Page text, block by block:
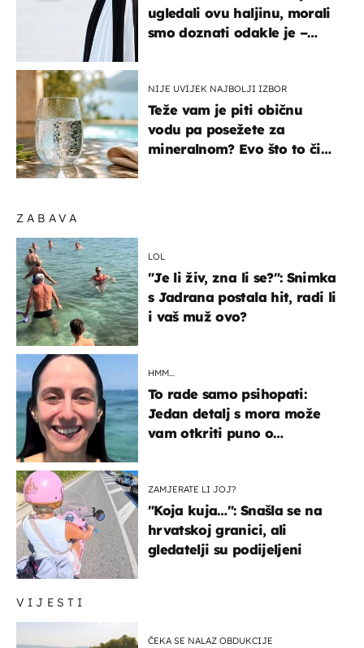
VIJESTI
ČEKA SE NALAZ OBDUKCIJE
ZABAVA
LOL
"Je li živ, zna li se?": Snimka
s Jadrana postala hit, radi li
i vaš muž ovo?
HMM…
To rade samo psihopati:
Jedan detalj s mora može
vam otkriti puno o
ZAMJERATE LI JOJ?
"Koja kuja…": Snašla se na
hrvatskoj granici, ali
gledatelji su podijeljeni
ugledali ovu haljinu, morali
smo doznati odakle je –
NIJE UVIJEK NAJBOLJI IZBOR
Teže vam je piti običnu
vodu pa posežete za
mineralnom? Evo što to čini